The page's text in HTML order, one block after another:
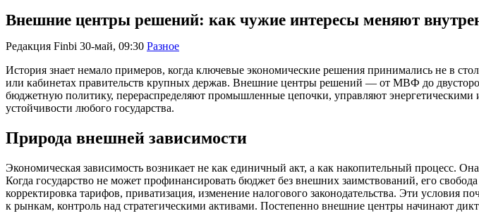
Внешние центры решений: как чужие интересы меняют
Редакция Finbi 30-май, 09:30 Разное
История знает немало примеров, когда ключевые экономические решения принимались не в
или кабинетах правительств крупных держав. Внешние центры решений — от МВФ до
бюджетную политику, перераспределяют промышленные цепочки, управляют
устойчивости любого государства.
Природа внешней зависимости
Экономическая зависимость возникает не как единичный акт, а как накопительный процесс.
Когда государство не может профинансировать бюджет без внешних заимствований, его
корректировка тарифов, приватизация, изменение налогового законодательства. Эти условия
к рынкам, контроль над стратегическими активами. Постепенно внешние центры начинают